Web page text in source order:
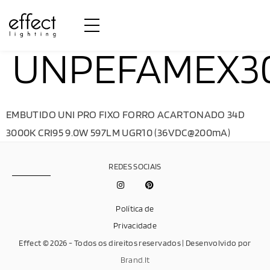
EMBUTIDO UNI PRO FIXO FORRO ACARTONADO 34D
3000K CRI95 9.0W 597LM UGR10 (36VDC@200mA)
Effect © 2026 - Todos os direitos reservados | Desenvolvido por
Brand.It
Política de
Privacidade
REDES SOCIAIS